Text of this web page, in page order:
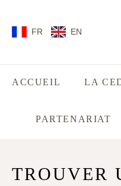
FR EN
ACCUEIL LA
PARTENARIAT
TROUVER